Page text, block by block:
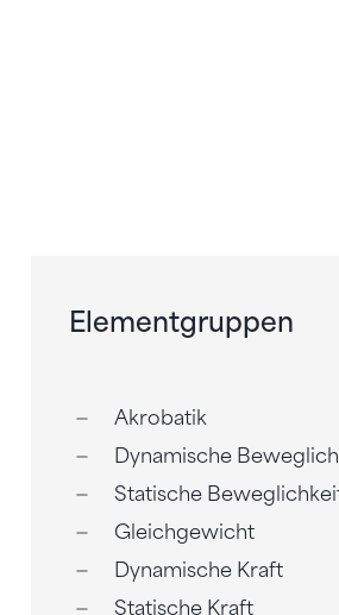
Elementgruppen
Akrobatik
Dynamische
Statische
Gleichgewicht
Dynamische Kraft
Statische Kraft